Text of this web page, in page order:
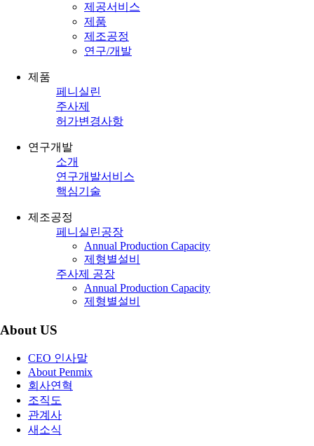
제공서비스
제품
제조공정
연구/개발
제품
페니실린
주사제
허가변경사항
연구개발
소개
연구개발서비스
핵심기술
제조공정
페니실린공장
Annual Production Capacity
제형별설비
주사제 공장
Annual Production Capacity
제형별설비
About US
CEO 인사말
About Penmix
회사연혁
조직도
관계사
새소식